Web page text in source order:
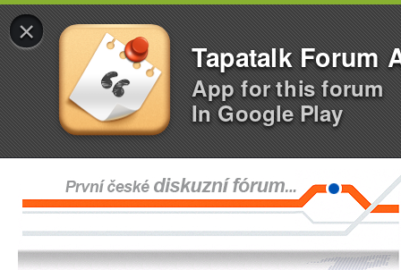
×
Tapatalk Forum
App for this forum
In Google Play